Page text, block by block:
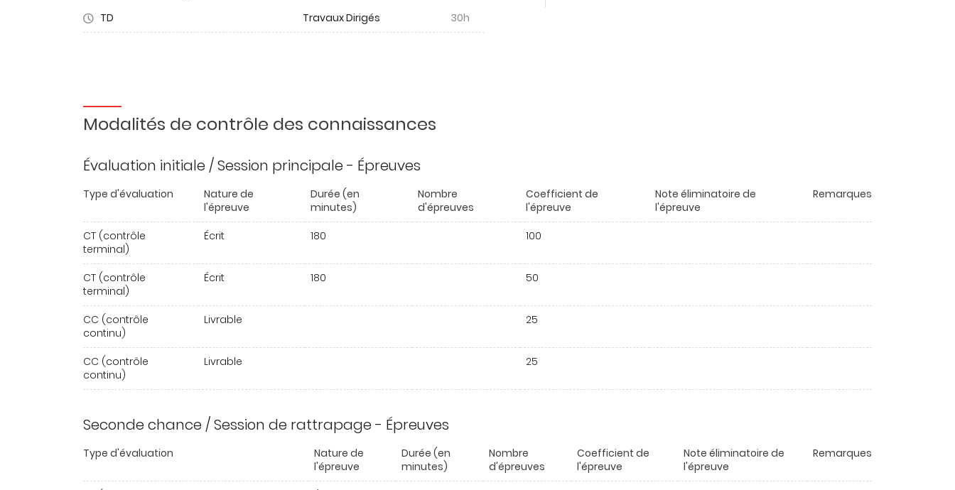
TD Travaux Dirigés 30h
Modalités de contrôle des connaissances
Évaluation initiale / Session principale - Épreuves
Type d'évaluation
Nature de
l'épreuve
Durée (en
minutes)
Nombre
d'épreuves
Coefficient de
l'épreuve
Note éliminatoire de
l'épreuve
Remarques
CT (contrôle
terminal)
Écrit 180 100
CT (contrôle
terminal)
Écrit 180 50
CC (contrôle
continu)
Livrable 25
CC (contrôle
continu)
Livrable 25
Seconde chance / Session de rattrapage - Épreuves
Type d'évaluation
Nature de
l'épreuve
Durée (en
minutes)
Nombre
d'épreuves
Coefficient de
l'épreuve
Note éliminatoire de
l'épreuve
Remarques